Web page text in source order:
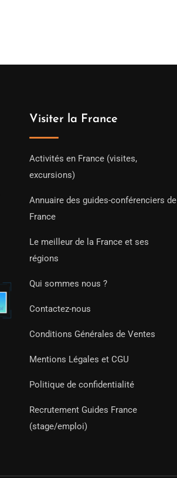
Visiter la France
Activités en France (visites,
excursions)
Annuaire des guides-conférenciers de
France
Le meilleur de la France et ses
régions
Qui sommes nous ?
Contactez-nous
Conditions Générales de Ventes
Mentions Légales et CGU
Politique de confidentialité
Recrutement Guides France
(stage/emploi)